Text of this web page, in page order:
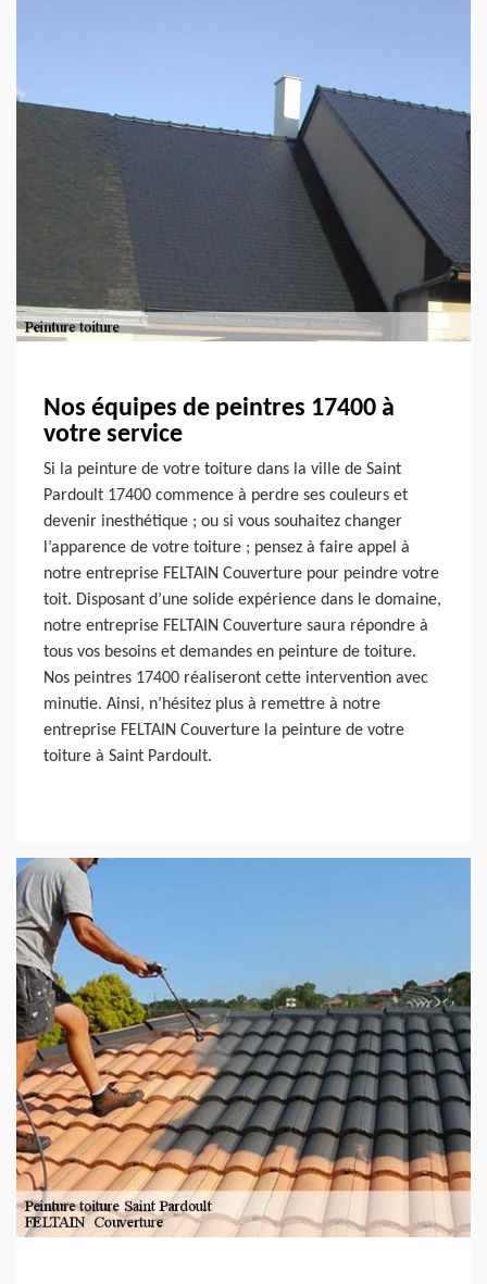
Nos équipes de peintres 17400 à
votre service
Si la peinture de votre toiture dans la ville de Saint
Pardoult 17400 commence à perdre ses couleurs et
devenir inesthétique ; ou si vous souhaitez changer
l’apparence de votre toiture ; pensez à faire appel à
notre entreprise FELTAIN Couverture pour peindre votre
toit. Disposant d’une solide expérience dans le domaine,
notre entreprise FELTAIN Couverture saura répondre à
tous vos besoins et demandes en peinture de toiture.
Nos peintres 17400 réaliseront cette intervention avec
minutie. Ainsi, n’hésitez plus à remettre à notre
entreprise FELTAIN Couverture la peinture de votre
toiture à Saint Pardoult.